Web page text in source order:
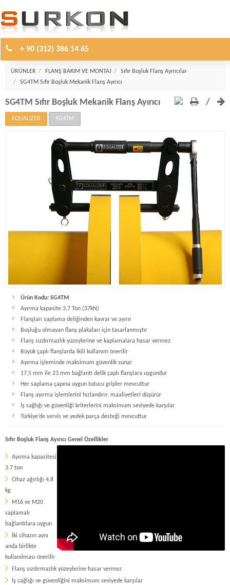
+ 90 (312) 386 14 65
Sıfır Boşluk Flanş Ayırıcılar
ÜRÜNLER FLANŞ BAKIM VE MONTAJ
Sıfır Boşluk Flanş Ayırıcılar
SG4TM Sıfır Boşluk Mekanik Flanş Ayırıcı
/
SG4TM Sıfır Boşluk Mekanik Flanş Ayırıcı
EQUALIZER SG4TM
Ürün Kodu: SG4TM
Ayırma kapasite 3.7 Ton (37kN)
Flanşları saplama deliğinden kavrar ve ayırır
Boşluğu olmayan flanş plakaları için tasarlanmıştır
Flanş sızdırmazlık yüzeylerine ve kaplamalara hasar vermez
Büyük çaplı flanşlarda ikili kullanım önerilir
Ayırma işleminde maksimum güvenlik sunar
17,5 mm ile 23 mm bağlantı delik çaplı flanşlara uygundur
Her saplama çapına uygun tutucu gripler mevcuttur
Flanş ayırma işlemlerini hızlandırır, maaliyetleri düşürür
İş sağlığı ve güvenliği kriterlerini maksimum seviyede karşılar
Türkiye’de servis ve yedek parça desteği mevcuttur
Sıfır Boşluk Flanş Ayırıcı Genel Özellikler
Ayırma kapasitesi
3.7 ton
Cihaz ağırlığı 4.8
kg
M16 ve M20
saplamalı
bağlantılara uygun
İki cihazın aynı
anda birlikte
kullanılması önerilir
Flanş sızdırmazlık yüzeylerine hasar vermez
İş sağlığı ve güvenliğini maksimum seviyede karşılar